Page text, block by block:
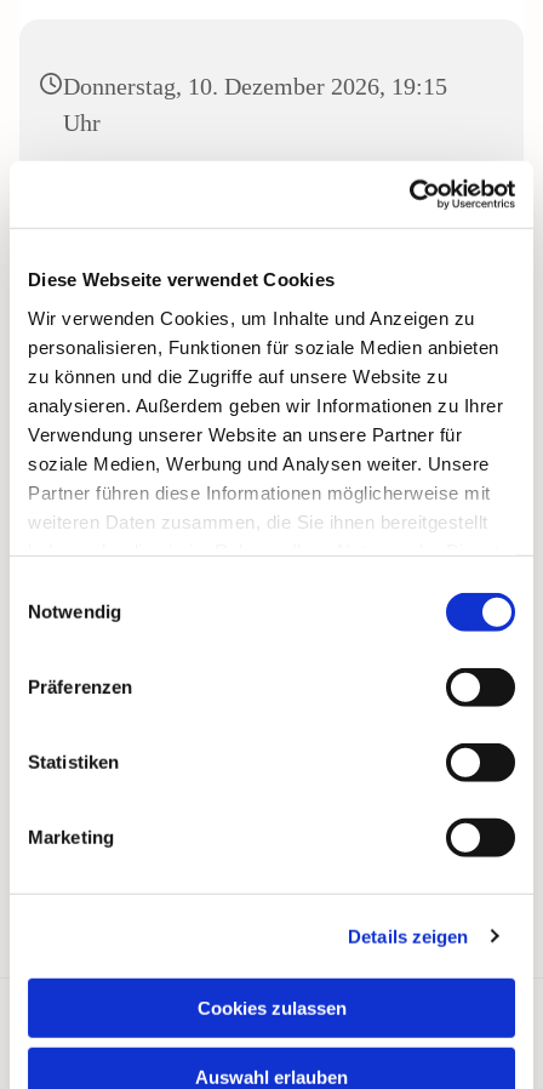
Diese Webseite verwendet Cookies
Wir verwenden Cookies, um Inhalte und Anzeigen zu
personalisieren, Funktionen für soziale Medien anbieten
zu können und die Zugriffe auf unsere Website zu
analysieren. Außerdem geben wir Informationen zu Ihrer
Verwendung unserer Website an unsere Partner für
soziale Medien, Werbung und Analysen weiter. Unsere
Partner führen diese Informationen möglicherweise mit
weiteren Daten zusammen, die Sie ihnen bereitgestellt
Notwendig
Präferenzen
Statistiken
Marketing
Details zeigen
Cookies zulassen
Auswahl erlauben
Donnerstag, 10. Dezember 2026, 19:15
Uhr
Dies könnte Sie auch interessieren
Ev. Christusgemeinde Sayn-Wied Westerwald